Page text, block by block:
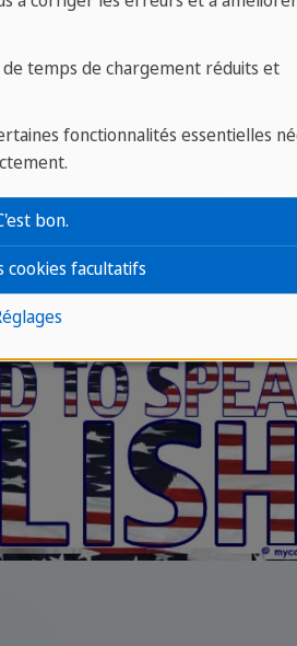
ou la nourriture.
immédiatement pour
fois par phrases au
N’hésitez pas à pratiquer
n’hésitez pas! Cela vous
en anglais comme les
temps de chargement réduits et
fonctionnalités essentielles
cookies facultatifs
bon.